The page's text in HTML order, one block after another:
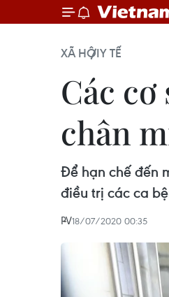
XÃ HỘIY TẾ
Các
chân
Để hạn chế đến
điều trị các ca
PV18/07/2020 00:35